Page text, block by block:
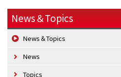
News＆Topics
News＆Topics
News
Topics